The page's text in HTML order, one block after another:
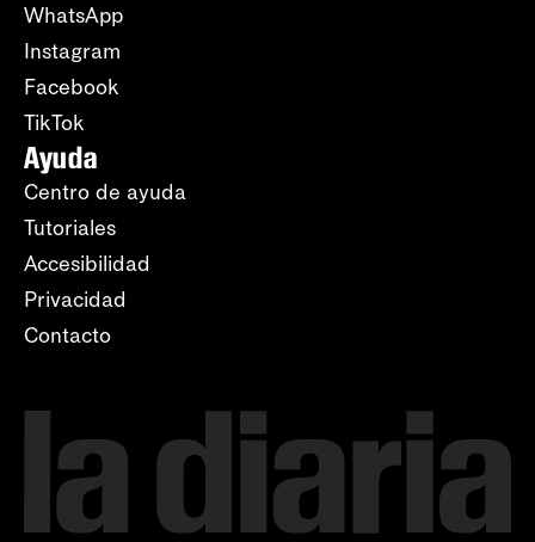
WhatsApp
Instagram
Facebook
TikTok
Ayuda
Centro de ayuda
Tutoriales
Accesibilidad
Privacidad
Contacto